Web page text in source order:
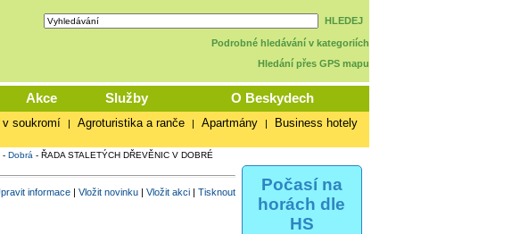
HLEDEJ
Podrobné hledávání v kategoriích
Hledání přes GPS mapu
Akce Služby O Beskydech
soukromí | Agroturistika a ranče | Apartmány | Business hotely
- Dobrá - ŘADA STALETÝCH DŘEVĚNIC V DOBRÉ
informace| Vložit novinku| Vložit akci| Tisknout
Počasí na
horách dle
HS